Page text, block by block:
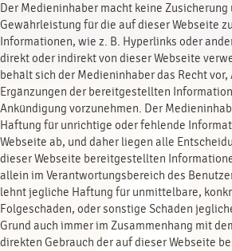
Der Medieninhaber macht keine
Gewährleistung für die auf dieser Webseite
Informationen, wie z. B. Hyperlinks oder
direkt oder indirekt von dieser Webseite
behält sich der Medieninhaber das Recht vor,
Ergänzungen der bereitgestellten
Ankündigung vorzunehmen. Der
Haftung für unrichtige oder fehlende
Webseite ab, und daher liegen alle
dieser Webseite bereitgestellten
allein im Verantwortungsbereich des
lehnt jegliche Haftung für unmittelbare,
Folgeschäden, oder sonstige Schäden
Grund auch immer im Zusammenhang mit
direkten Gebrauch der auf dieser Webseite